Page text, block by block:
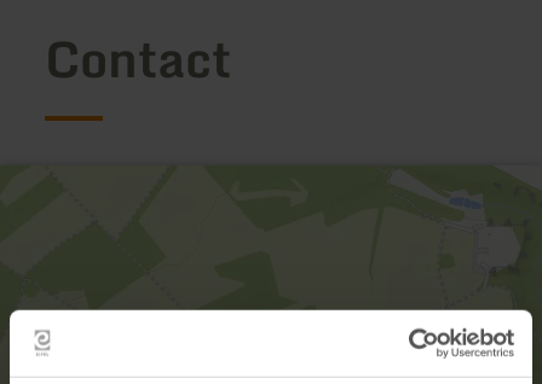
Contact